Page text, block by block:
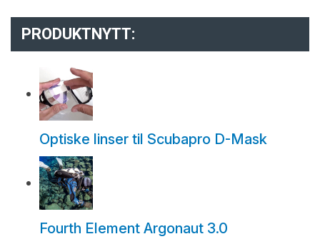
PRODUKTNYTT:
Optiske linser til Scubapro D-Mask
Fourth Element Argonaut 3.0